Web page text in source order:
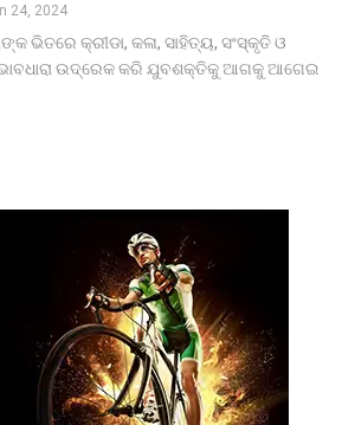
24, 2024
ଭିତରେ କ୍ରୀଡା, କଳା, ସାହିତ୍ୟ, ସଂସ୍କୃତି ଓ
ଭାବଧାରା ଉଦ୍ରେକ କରି ଯୁବଶକ୍ତିକୁ ଆଗକୁ ଆଗେଇ